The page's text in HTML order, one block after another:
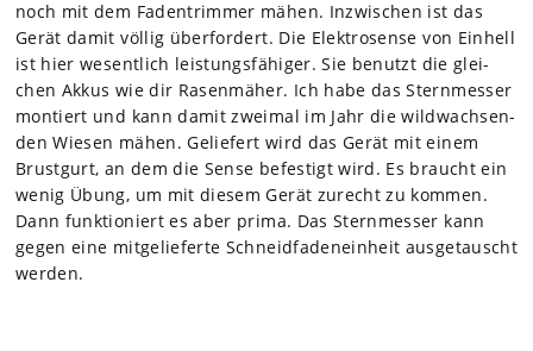
noch mit dem Faden­trim­mer mähen. Inzwi­schen ist das
Gerät damit völ­lig über­for­dert. Die Elek­tro­sense von Ein­hell
ist hier wesent­lich leis­tungs­fä­hi­ger. Sie benutzt die glei­
chen Akkus wie dir Rasen­mä­her. Ich habe das Stern­mes­ser
mon­tiert und kann damit zwei­mal im Jahr die wild­wach­sen­
den Wie­sen mähen. Gelie­fert wird das Gerät mit einem
Brust­gurt, an dem die Sense befes­tigt wird. Es braucht ein
wenig Übung, um mit die­sem Gerät zurecht zu kom­men.
Dann funk­tio­niert es aber prima. Das Stern­mes­ser kann
gegen eine mit­ge­lie­ferte Schneid­fa­den­ein­heit aus­ge­tauscht
wer­den.